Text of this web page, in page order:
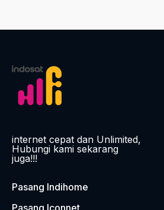
internet cepat dan Unlimited,
Hubungi kami sekarang
juga!!!
Pasang Indihome
Pasang Iconnet